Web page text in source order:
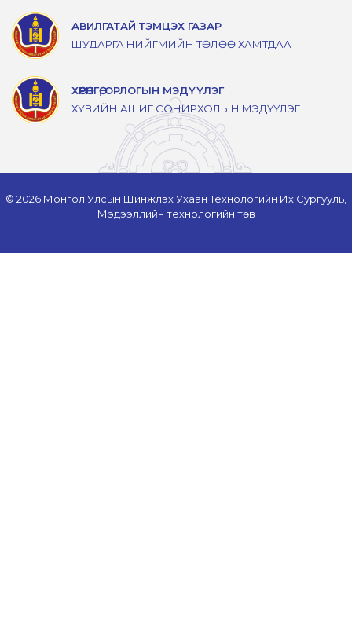
АВИЛГАТАЙ ТЭМЦЭХ ГАЗАР
ШУДАРГА НИЙГМИЙН ТӨЛӨӨ ХАМТДАА
ХӨРӨНГӨ, ОРЛОГЫН МЭДҮҮЛЭГ
ХУВИЙН АШИГ СОНИРХОЛЫН МЭДҮҮЛЭГ
© 2026 Монгол Улсын Шинжлэх Ухаан Технологийн Их Сургууль,
Мэдээллийн технологийн төв